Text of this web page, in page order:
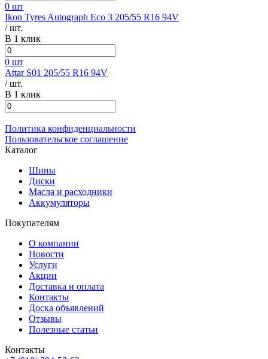
0 шт
Ikon Tyres Autograph Eco 3 205/55 R16 94V
/ шт.
В 1 клик
0 шт
Attar S01 205/55 R16 94V
/ шт.
В 1 клик
Политика конфиденциальности
Пользовательское соглашение
Каталог
Шины
Диски
Масла и расходники
Аккумуляторы
Покупателям
О компании
Новости
Услуги
Акции
Доставка и оплата
Контакты
Доска объявлений
Отзывы
Полезные статьи
Контакты